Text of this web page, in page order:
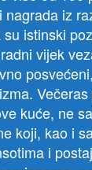
iz
istinski
vijek
kuće, ne
koji, kao i
i